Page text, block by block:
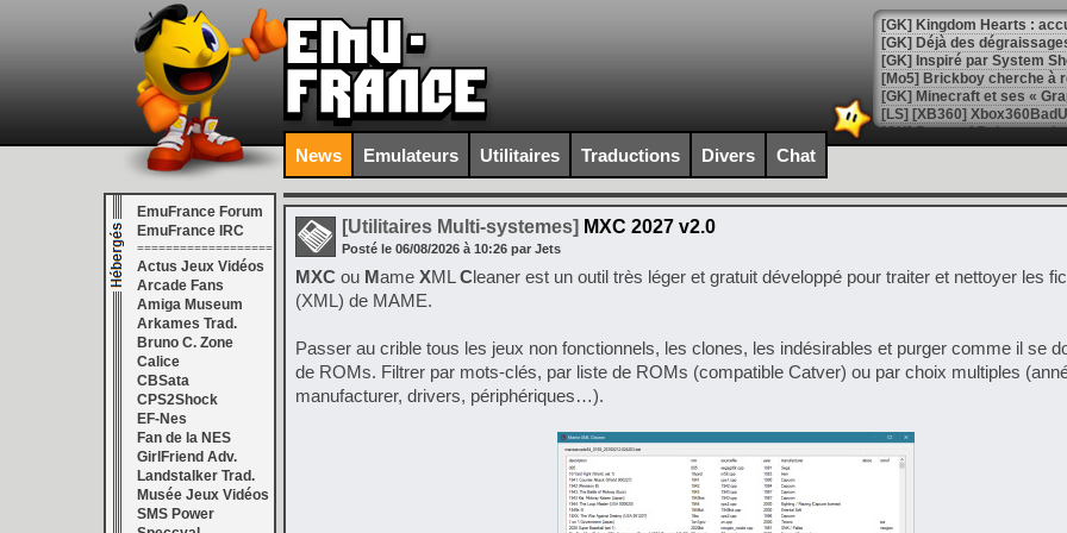
[GK] Déjà des
[Mo5] Brickboy cherche à
[GK] Minecraft et ses «
[GK] Beast of
[GK] Ubisoft : fin de partie
[GK] Mémoire cash -
[GK] Dan Houser (GTA)
[GK] Comment EA Sports
[GK] Crimson Moon : un
[GK] Isle of Reveries : le
[GK] Moonlighter 2 : The
[GK] Capcom relance
[Mo5] Deux inédits du
[GK] Le beat'em up The
[GK] Endless Legend 2 :
News Emulateurs Utilitaires Traductions Divers Chat
EmuFrance Forum
EmuFrance IRC
===================
Actus Jeux Vidéos
Arcade Fans
Amiga Museum
Arkames Trad.
Bruno C. Zone
Calice
CBSata
CPS2Shock
EF-Nes
Fan de la NES
GirlFriend Adv.
Landstalker Trad.
Musée Jeux Vidéos
SMS Power
[Utilitaires Multi-systemes] MXC 2027 v2.0
Posté le 06/08/2026 à 10:26 par Jets
MXC ou Mame XML Cleaner est un outil très léger et gratuit développé pour traiter et nettoyer les
(XML) de MAME.
Passer au crible tous les jeux non fonctionnels, les clones, les indésirables et purger comme il se
de ROMs. Filtrer par mots-clés, par liste de ROMs (compatible Catver) ou par choix multiples
manufacturer, drivers, périphériques…).